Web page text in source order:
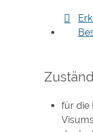
für die